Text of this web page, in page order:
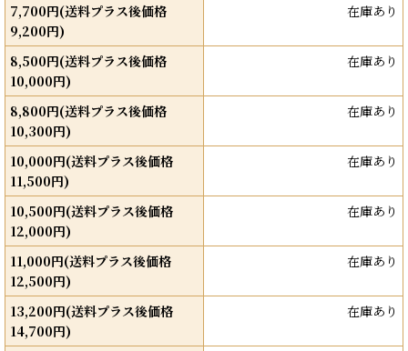
7,700円(送料プラス後価格
9,200円)
在庫あり
8,500円(送料プラス後価格
10,000円)
在庫あり
8,800円(送料プラス後価格
10,300円)
在庫あり
10,000円(送料プラス後価格
11,500円)
在庫あり
10,500円(送料プラス後価格
12,000円)
在庫あり
11,000円(送料プラス後価格
12,500円)
在庫あり
13,200円(送料プラス後価格
14,700円)
在庫あり